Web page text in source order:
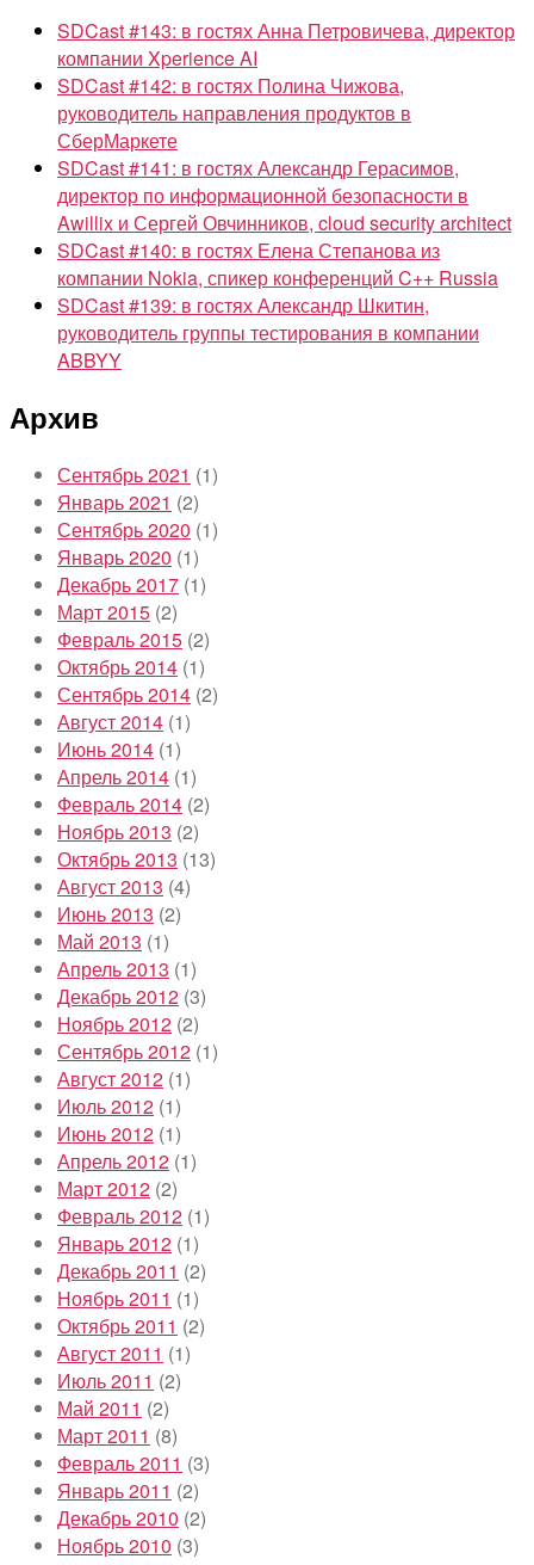
SDCast #143: в гостях Анна Петровичева, директор
компании Xperience AI
SDCast #142: в гостях Полина Чижова,
руководитель направления продуктов в
СберМаркете
SDCast #141: в гостях Александр Герасимов,
директор по информационной безопасности в
Awillix и Сергей Овчинников, cloud security architect
SDCast #140: в гостях Елена Степанова из
компании Nokia, спикер конференций C++ Russia
SDCast #139: в гостях Александр Шкитин,
руководитель группы тестирования в компании
ABBYY
Архив
Сентябрь 2021 (1)
Январь 2021 (2)
Сентябрь 2020 (1)
Январь 2020 (1)
Декабрь 2017 (1)
Март 2015 (2)
Февраль 2015 (2)
Октябрь 2014 (1)
Сентябрь 2014 (2)
Август 2014 (1)
Июнь 2014 (1)
Апрель 2014 (1)
Февраль 2014 (2)
Ноябрь 2013 (2)
Октябрь 2013 (13)
Август 2013 (4)
Июнь 2013 (2)
Май 2013 (1)
Апрель 2013 (1)
Декабрь 2012 (3)
Ноябрь 2012 (2)
Сентябрь 2012 (1)
Август 2012 (1)
Июль 2012 (1)
Июнь 2012 (1)
Апрель 2012 (1)
Март 2012 (2)
Февраль 2012 (1)
Январь 2012 (1)
Декабрь 2011 (2)
Ноябрь 2011 (1)
Октябрь 2011 (2)
Август 2011 (1)
Июль 2011 (2)
Май 2011 (2)
Март 2011 (8)
Февраль 2011 (3)
Январь 2011 (2)
Декабрь 2010 (2)
Ноябрь 2010 (3)